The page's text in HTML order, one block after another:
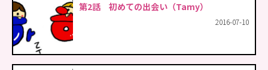
第2話 初めての出会い（Tamy）
2016-07-10